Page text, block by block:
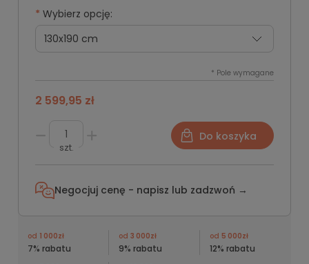
* Wybierz opcję:
* Pole wymagane
2 599,95 zł
szt.
Do koszyka
Negocjuj cenę - napisz lub zadzwoń →
od 1 000zł
7% rabatu
od 3 000zł
9% rabatu
od 5 000zł
12% rabatu